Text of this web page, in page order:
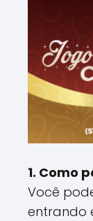
1. Como
Você
entrando